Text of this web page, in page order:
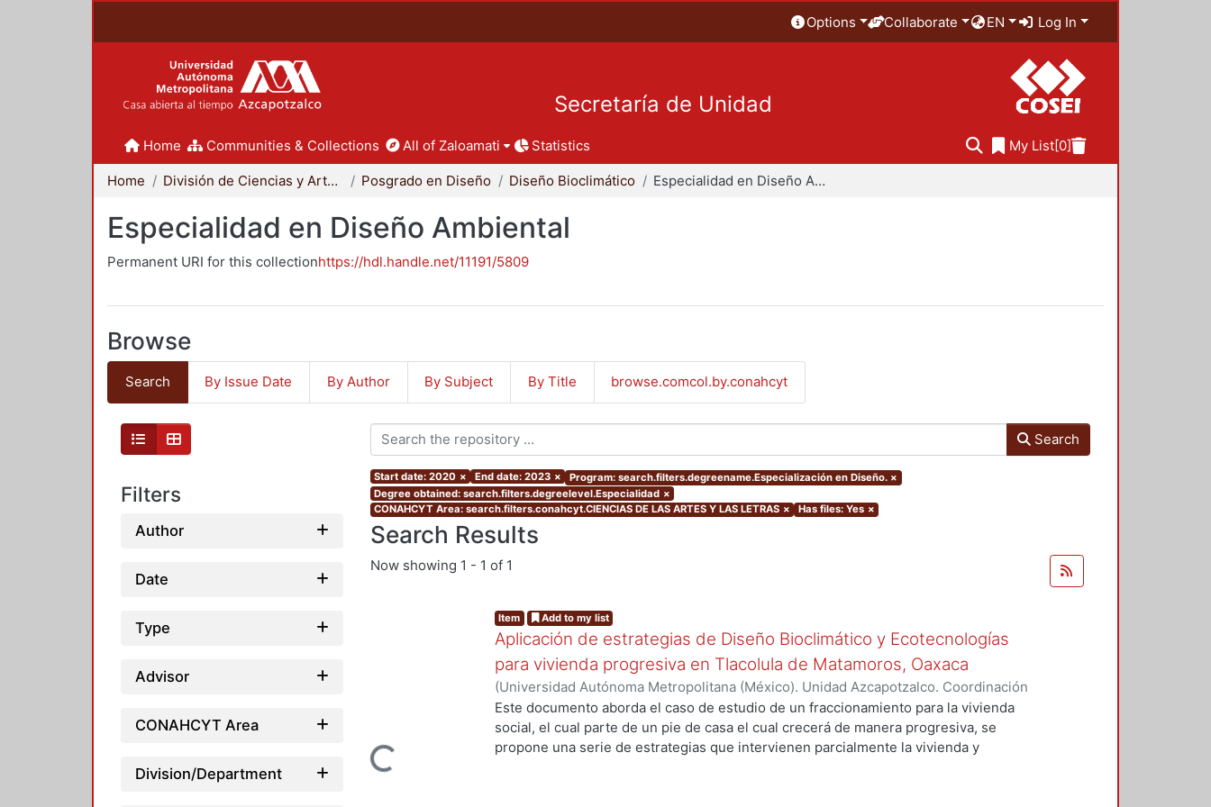
Options Collaborate EN Log In
Secretaría de Unidad
Home Communities & Collections All of Zaloamati Statistics My List[0]
Home División de Ciencias y Artes para el Diseño Posgrado en Diseño Diseño Bioclimático Especialidad en Diseño Ambiental
Especialidad en Diseño Ambiental
Permanent URI for this collectionhttps://hdl.handle.net/11191/5809
Browse
Search By Issue Date By Author By Subject By Title browse.comcol.by.conahcyt
Filters
Author
Date
Type
Advisor
CONAHCYT Area
Division/Department
Search
Start date: 2020 × End date: 2023 × Program: search.filters.degreename.Especialización en Diseño. ×
Degree obtained: search.filters.degreelevel.Especialidad ×
CONAHCYT Area: search.filters.conahcyt.CIENCIAS DE LAS ARTES Y LAS LETRAS × Has files: Yes ×
Search Results
Now showing 1 - 1 of 1
Loading...
Item Add to my list
Aplicación de estrategias de Diseño Bioclimático y Ecotecnologías
para vivienda progresiva en Tlacolula de Matamoros, Oaxaca
(Universidad Autónoma Metropolitana (México). Unidad Azcapotzalco. Coordinación
de Servicios de Información.,2022-10)Ortega Moreno, Laura Michelle
Este documento aborda el caso de estudio de un fraccionamiento para la vivienda
social, el cual parte de un pie de casa el cual crecerá de manera progresiva, se
propone una serie de estrategias que intervienen parcialmente la vivienda y